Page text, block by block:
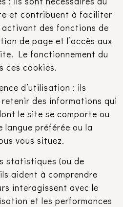
et contribuent à faciliter
des fonctions de
de page et l’accès aux
Le fonctionnement du
ces cookies.
d’utilisation : ils
des informations qui
le site se comporte ou
langue préférée ou la
vous situez.
statistiques (ou de
aident à comprendre
interagissent avec le
et les performances